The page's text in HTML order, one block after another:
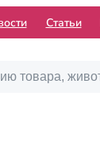
Статьи